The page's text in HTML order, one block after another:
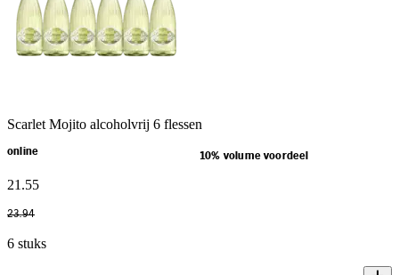
Scarlet Mojito alcoholvrij 6 flessen
online 10% volume voordeel
21.55
23.94
6 stuks